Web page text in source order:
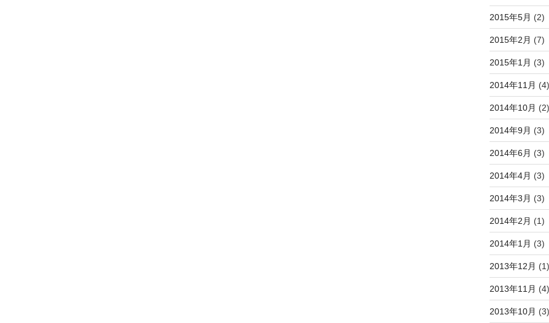
2015年5月 (2)
2015年2月 (7)
2015年1月 (3)
2014年11月 (4)
2014年10月 (2)
2014年9月 (3)
2014年6月 (3)
2014年4月 (3)
2014年3月 (3)
2014年2月 (1)
2014年1月 (3)
2013年12月 (1)
2013年11月 (4)
2013年10月 (3)